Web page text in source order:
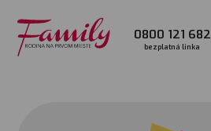
0800 121 682
bezplatná linka